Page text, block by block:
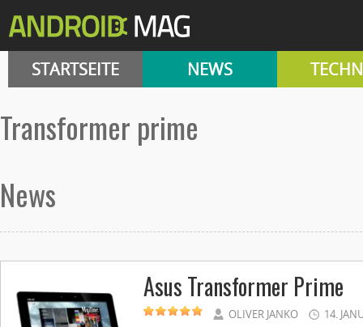
STARTSEITE NEWS
transformer prime
News
Asus Transformer Prime
OLIVER JANKO 14.